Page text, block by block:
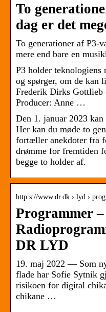
To
dag er det
To generationer af P3-
mere end bare en
P3 holder teknologiens
og spørger, om de kan
Frederik Dirks Gottlieb
Producer: Anne …
Den 1. januar 2023
Her kan du møde to
fortæller anekdoter fra
drømme for fremtiden
begge to holder af.
http s://www.dr.dk › lyd ›
Programmer –
DR LYD
19. maj 2022 — Som
flade har Sofie Sytnik
risikoen for digital
chikane …